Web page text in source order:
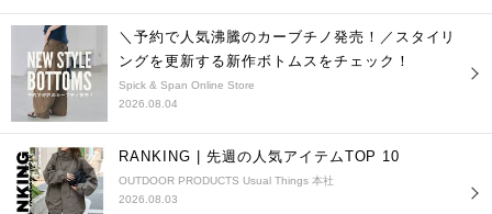
＼予約で人気沸騰のカーブチノ発売！／スタイリ
ングを更新する新作ボトムスをチェック！
Spick & Span Online Store
2026.08.04
RANKING | 先週の人気アイテムTOP 10
OUTDOOR PRODUCTS Usual Things 本社
2026.08.03